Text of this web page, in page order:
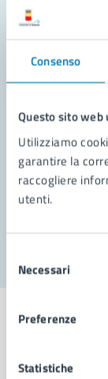
Consenso
Questo sito web
Utilizziamo
garantire la
raccogliere
utenti.
delNecessari
Preferenze
Statistiche
Leggi le
Richiedi
Prenota
Problemi